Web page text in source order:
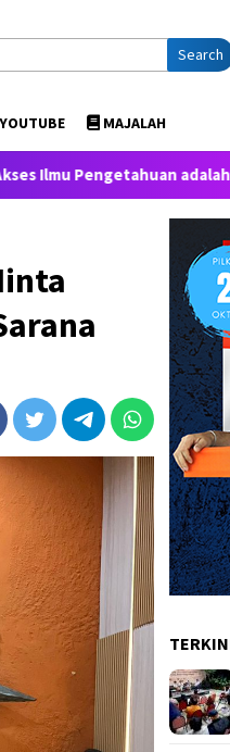
Search
YOUTUBE MAJALAH
adalah Hak Dasar Warga